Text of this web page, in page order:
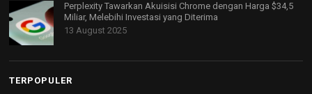
Perplexity Tawarkan Akuisisi Chrome dengan Harga $34,5
Miliar, Melebihi Investasi yang Diterima
13 August 2025
TERPOPULER